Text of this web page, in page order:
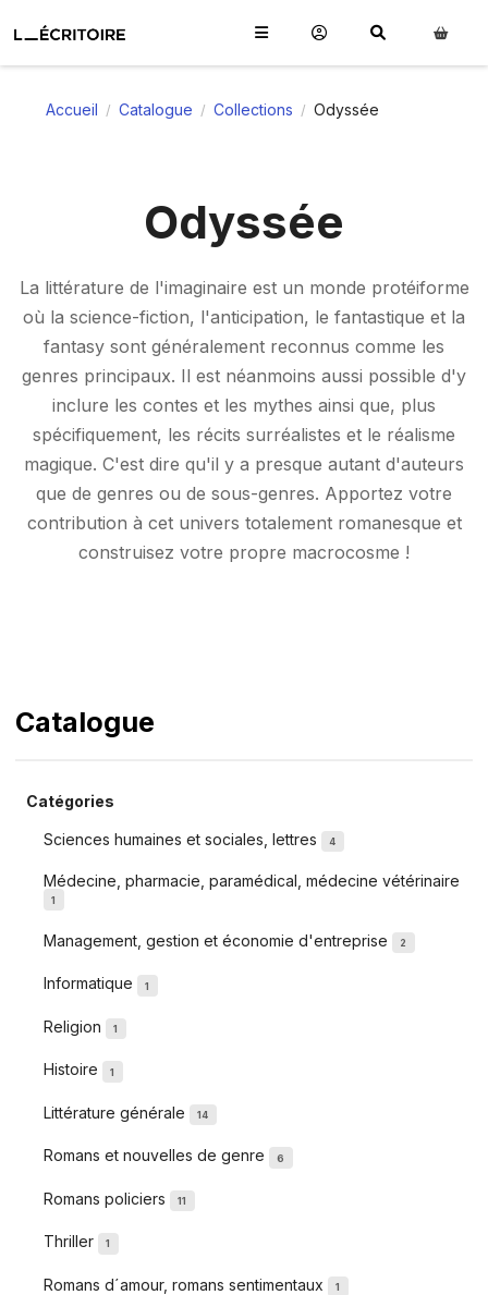
Accueil / Catalogue / Collections / Odyssée
Odyssée
La littérature de l'imaginaire est un monde protéiforme
où la science-fiction, l'anticipation, le fantastique et la
fantasy sont généralement reconnus comme les
genres principaux. Il est néanmoins aussi possible d'y
inclure les contes et les mythes ainsi que, plus
spécifiquement, les récits surréalistes et le réalisme
magique. C'est dire qu'il y a presque autant d'auteurs
que de genres ou de sous-genres. Apportez votre
contribution à cet univers totalement romanesque et
construisez votre propre macrocosme !
Catalogue
Catégories
Sciences humaines et sociales, lettres 4
Médecine, pharmacie, paramédical, médecine vétérinaire
1
Management, gestion et économie d'entreprise 2
Informatique 1
Religion 1
Histoire 1
Littérature générale 14
Romans et nouvelles de genre 6
Romans policiers 11
Thriller 1
Romans d´amour, romans sentimentaux 1